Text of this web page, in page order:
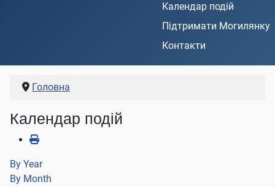
Календар подій
Підтримати Могилянку
Контакти
Головна
Календар подій
By Year
By Month